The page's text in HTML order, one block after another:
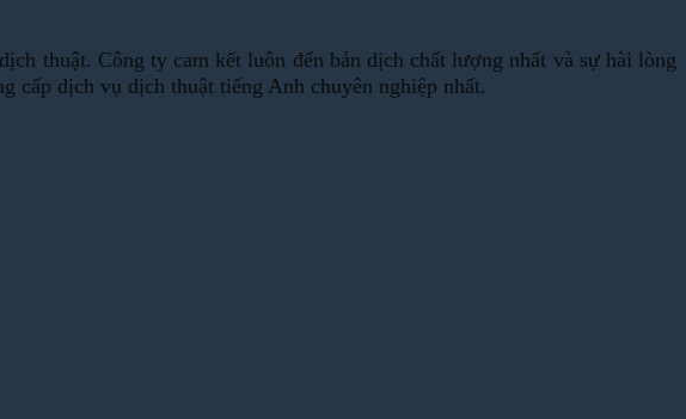
thuật. Công ty cam kết luôn đến bản dịch chất lượng nhất và sự hài lòng
cấp dịch vụ dịch thuật tiếng Anh chuyên nghiệp nhất.